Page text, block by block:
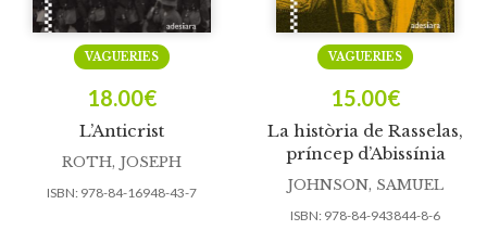
L’Anticrist
VAGUERIES
18.00€
ROTH, JOSEPH
ISBN: 978-84-16948-43-7
La història de Rasselas,
príncep d’Abissínia
VAGUERIES
15.00€
JOHNSON, SAMUEL
ISBN: 978-84-943844-8-6